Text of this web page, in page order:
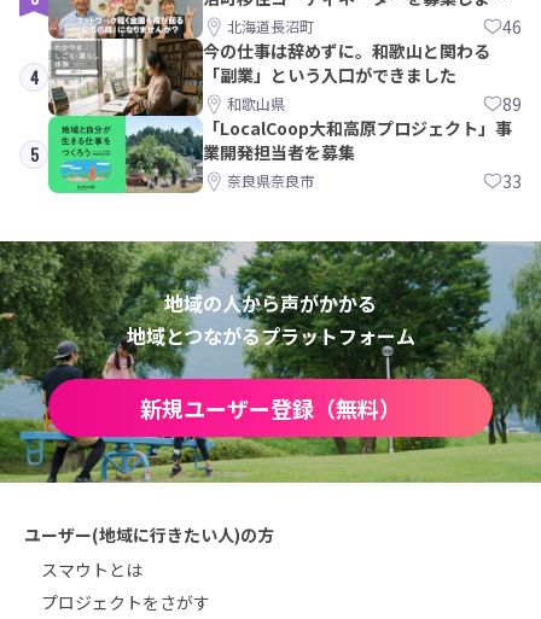
す！北海道長沼町 46
4
今の仕事は辞めずに。和歌山と関わる
「副業」という入口ができました
和歌山県 89
5
「LocalCoop大和高原プロジェクト」事
業開発担当者を募集
奈良県奈良市 33
地域の人から声がかかる
地域とつながるプラットフォーム
新規ユーザー登録（無料）
ユーザー(地域に行きたい人)の方
スマウトとは
プロジェクトをさがす